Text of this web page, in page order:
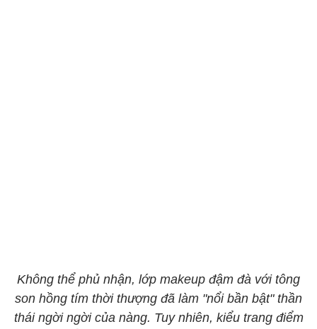
​​​​​​​Không thể phủ nhận, lớp makeup đậm đà với tông
son hồng tím thời thượng đã làm "nổi bần bật" thần
thái ngời ngời của nàng. Tuy nhiên, kiểu trang điểm